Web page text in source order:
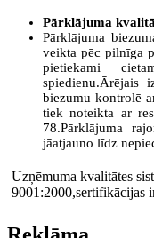
Pārklājuma
Pārklājuma
veikta pēc pilnīga
pietiekami
spiedienu.Ārējais
biezumu kontrolē
tiek noteikta ar
78.Pārklājuma
jāatjauno līdz
Uzņēmuma kvalitātes
9001:2000,sertifikācijas